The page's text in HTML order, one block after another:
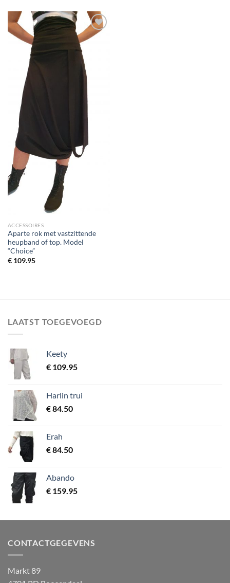
Toevoegen
wenslijst
ACCESSOIRES
Aparte rok met vastzittende
heupband of top. Model
“Choice”
€109.95
LAATST TOEGEVOEGD
Keety
€ 109.95
Harlin trui
€84.50
Erah
€84.50
Abando
€ 159.95
CONTACTGEGEVENS
Markt 89